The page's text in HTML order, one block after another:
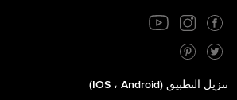
تنزيل التطبيق (iOS ، Android)